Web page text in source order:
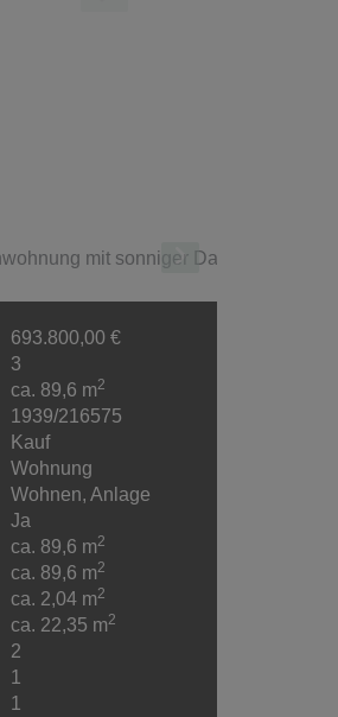
693.800,00 €
3
ca. 89,6 m2
1939/216575
Kauf
Wohnung
Wohnen Anlage
Ja
ca. 89,6 m2
ca. 89,6 m2
ca. 2,04 m2
ca. 22,35 m2
2
1
1